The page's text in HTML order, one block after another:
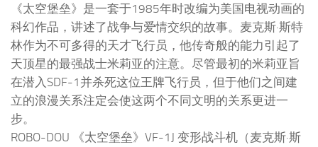
《太空堡垒》是一套于1985年时改编为美国电视动画的
科幻作品，讲述了战争与爱情交织的故事。麦克斯·斯特
林作为不可多得的天才飞行员，他传奇般的能力引起了
天顶星的最强战士米莉亚的注意。尽管最初的米莉亚旨
在潜入SDF-1并杀死这位王牌飞行员，但于他们之间建
立的浪漫关系注定会使这两个不同文明的关系更进一
步。
ROBO-DOU 《太空堡垒》VF-1J 变形战斗机（麦克斯·斯